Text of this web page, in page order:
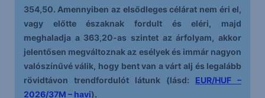
354,50. Amennyiben az elsődleges célárat nem éri el,
vagy előtte északnak fordult és eléri, majd
meghaladja a 363,20-as szintet az árfolyam, akkor
jelentősen megváltoznak az esélyek és immár nagyon
valószínűvé válik, hogy bent van a várt alj és legalább
rövidtávon trendfordulót látunk (lásd: EUR/HUF –
2026/37M – havi).